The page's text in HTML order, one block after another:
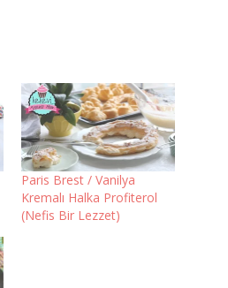
Paris Brest / Vanilya
Kremalı Halka Profiterol
(Nefis Bir Lezzet)